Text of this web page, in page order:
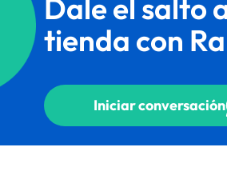
Dale el salto
tienda con
Iniciar conversación